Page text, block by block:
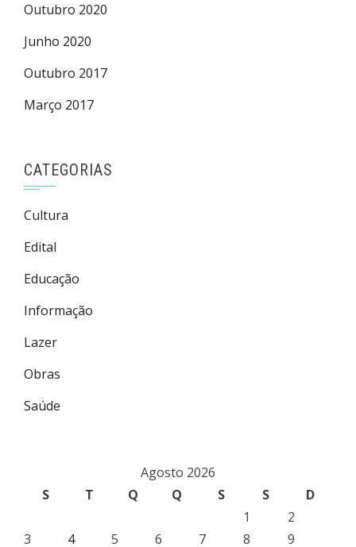
Outubro 2020
Junho 2020
Outubro 2017
Março 2017
CATEGORIAS
Cultura
Edital
Educação
Informação
Lazer
Obras
Saúde
Agosto 2026
S
T Q Q S S
D
1
2
3
4 5 6 7 8
9